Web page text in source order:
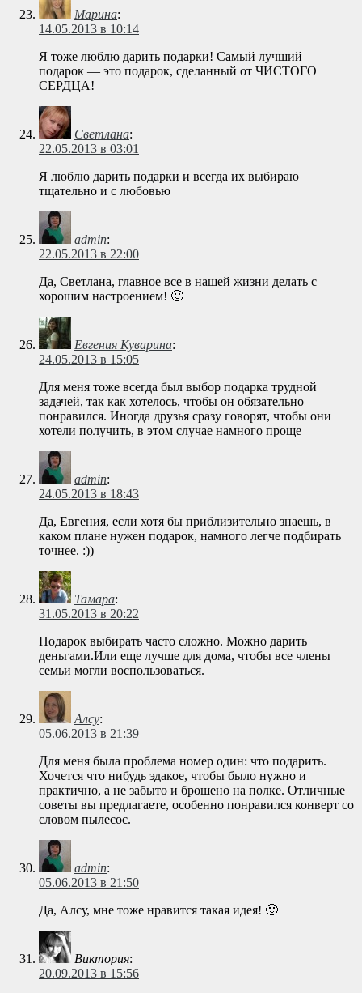
Марина:
14.05.2013 в 10:14
Я тоже люблю дарить подарки! Самый лучший
подарок — это подарок, сделанный от ЧИСТОГО
СЕРДЦА!
Светлана:
22.05.2013 в 03:01
Я люблю дарить подарки и всегда их выбираю
тщательно и с любовью
admin:
22.05.2013 в 22:00
Да, Светлана, главное все в нашей жизни делать с
хорошим настроением! 🙂
Евгения Куварина:
24.05.2013 в 15:05
Для меня тоже всегда был выбор подарка трудной
задачей, так как хотелось, чтобы он обязательно
понравился. Иногда друзья сразу говорят, чтобы они
хотели получить, в этом случае намного проще
admin:
24.05.2013 в 18:43
Да, Евгения, если хотя бы приблизительно знаешь, в
каком плане нужен подарок, намного легче подбирать
точнее. :))
Тамара:
31.05.2013 в 20:22
Подарок выбирать часто сложно. Можно дарить
деньгами.Или еще лучше для дома, чтобы все члены
семьи могли воспользоваться.
Алсу:
05.06.2013 в 21:39
Для меня была проблема номер один: что подарить.
Хочется что нибудь эдакое, чтобы было нужно и
практично, а не забыто и брошено на полке. Отличные
советы вы предлагаете, особенно понравился конверт со
словом пылесос.
admin:
05.06.2013 в 21:50
Да, Алсу, мне тоже нравится такая идея! 🙂
Виктория:
20.09.2013 в 15:56